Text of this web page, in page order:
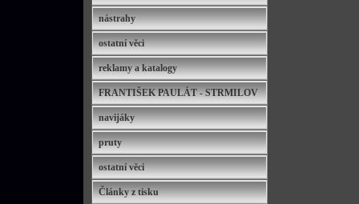
nástrahy
ostatní věci
reklamy a katalogy
FRANTIŠEK PAULÁT - STRMILOV
navijáky
pruty
ostatní věci
Články z tisku